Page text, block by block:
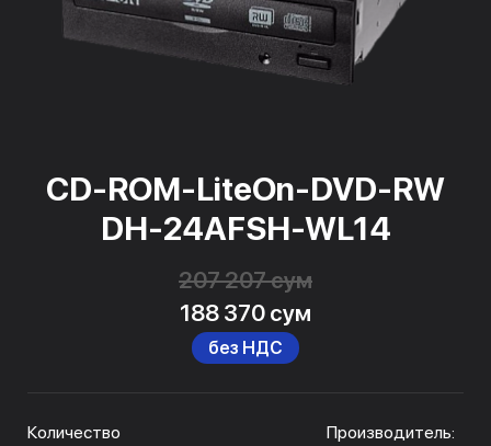
CD-ROM-LiteOn-DVD-RW
DH-24AFSH-WL14
207 207 сум
188 370 сум
без НДС
Количество
Производитель: